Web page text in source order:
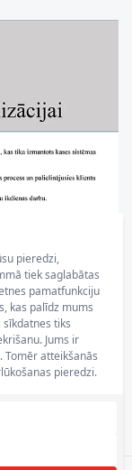
pieredzi,
tiek saglabātas
pamatfunkciju
kas palīdz mums
tiks
Jums ir
Tomēr atteikšanās
pieredzi.